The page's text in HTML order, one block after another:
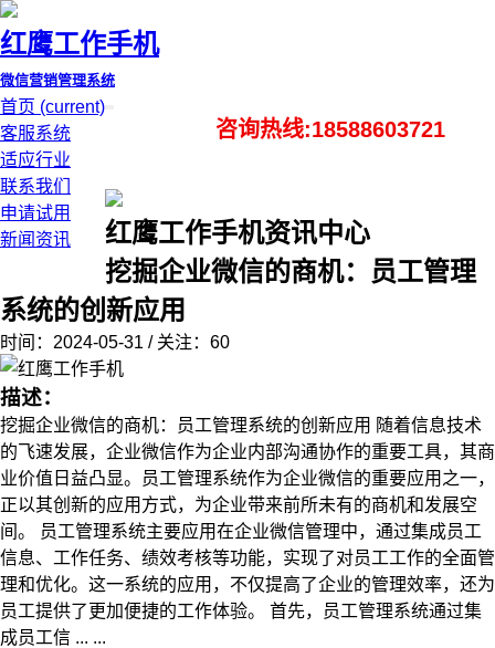
红鹰工作手机
微信营销管理系统
首页 (current)
客服系统
适应行业
联系我们
申请试用
新闻资讯
咨询热线:18588603721
红鹰工作手机资讯中心
挖掘企业微信的商机：员工管理
系统的创新应用
时间：2024-05-31 / 关注：60
描述：
挖掘企业微信的商机：员工管理系统的创新应用 随着信息技术
的飞速发展，企业微信作为企业内部沟通协作的重要工具，其商
业价值日益凸显。员工管理系统作为企业微信的重要应用之一，
正以其创新的应用方式，为企业带来前所未有的商机和发展空
间。 员工管理系统主要应用在企业微信管理中，通过集成员工
信息、工作任务、绩效考核等功能，实现了对员工工作的全面管
理和优化。这一系统的应用，不仅提高了企业的管理效率，还为
员工提供了更加便捷的工作体验。 首先，员工管理系统通过集
成员工信 ... ...